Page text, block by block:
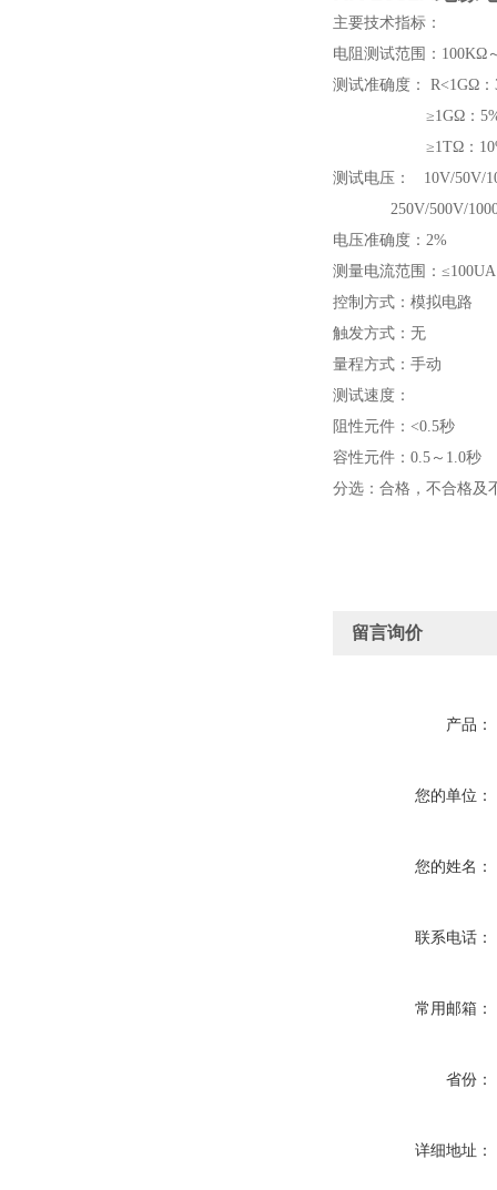
主要技术指标：
电阻测试范围：100KΩ
测试准确度： R<1GΩ
≥1GΩ：5%读
≥1TΩ：10%读
测试电压： 10V/
250V/500V/
电压准确度：2%
测量电流范围：≤100UA
控制方式：模拟电路
触发方式：无
量程方式：手动
测试速度：
阻性元件：<0.5秒
容性元件：0.5～1.0秒
分选：合格，不合格及
留言询价
产品：
您的单位：
您的姓名：
联系电话：
常用邮箱：
省份：
详细地址：